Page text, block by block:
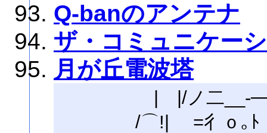
Q-banのアンテナ
ザ・コミュニケー
月が丘電波塔
| |/ノ二__‐──ｧ
/⌒!| =彳ｏ｡ﾄ